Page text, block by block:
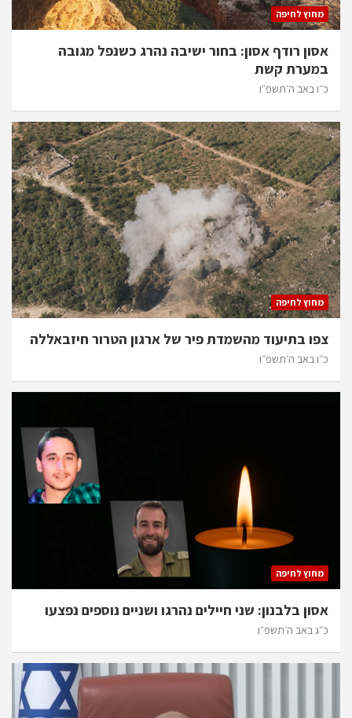
מחוץ לחיפה
אסון רודף אסון: בחור ישיבה נהרג כשנפל מגובה
במערת קשת
כ״ו באב ה׳תשפ״ו
מחוץ לחיפה
צפו בתיעוד מהשמדת פיר של ארגון הטרור חיזבאללה
כ״ו באב ה׳תשפ״ו
מחוץ לחיפה
אסון בלבנון: שני חיילים נהרגו ושניים נוספים נפצעו
כ״ג באב ה׳תשפ״ו